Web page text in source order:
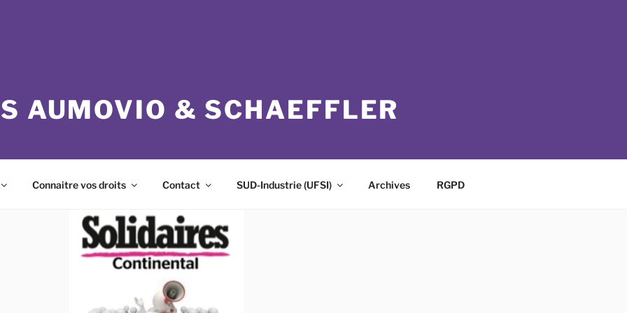
AUMOVIO & SCHAEFFLER
Connaitre vos droits Contact SUD-Industrie (UFSI) Archives RGPD